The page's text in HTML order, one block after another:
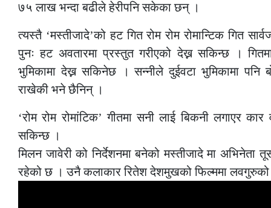
७५ लाख भन्दा बढीले हेरीपनि सकेका छन् ।
त्यस्तै ‘मस्तीजादे’को हट गित रोम रोम रोमान्टिक गित
पुनः हट अवतारमा प्रस्तुत गरीएको देख्न सकिन्छ ।
भुमिकामा देख्न सकिनेछ । सन्नीले दुईवटा भुमिकामा
राखेकी भने छैनिन् ।
‘रोम रोम रोमांटिक’ गीतमा सनी लाई बिकनी लगाएर
सकिन्छ ।
मिलन जावेरी को निर्देशनमा बनेको मस्तीजादे मा अभिनेता
रहेको छ । उनै कलाकार रितेश देशमुखको फिल्ममा